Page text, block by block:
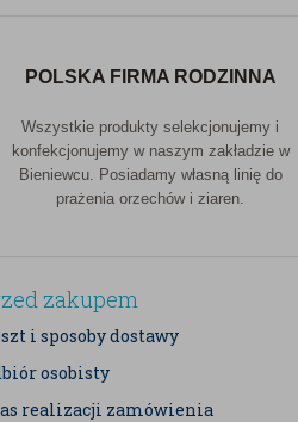
POLSKA FIRMA RODZINNA
Wszystkie produkty selekcjonujemy i
konfekcjonujemy w naszym zakładzie w
Bieniewcu. Posiadamy własną linię do
prażenia orzechów i ziaren.
zakupem
i sposoby dostawy
osobisty
realizacji zamówienia